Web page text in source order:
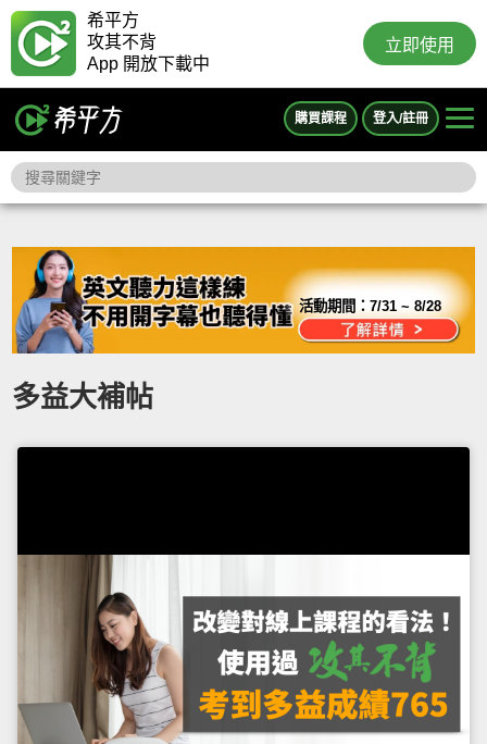
希平方
攻其不背
App 開放下載中
立即使用
購買課程 登入/註冊
活動期間：7/31 ~ 8/28
多益大補帖